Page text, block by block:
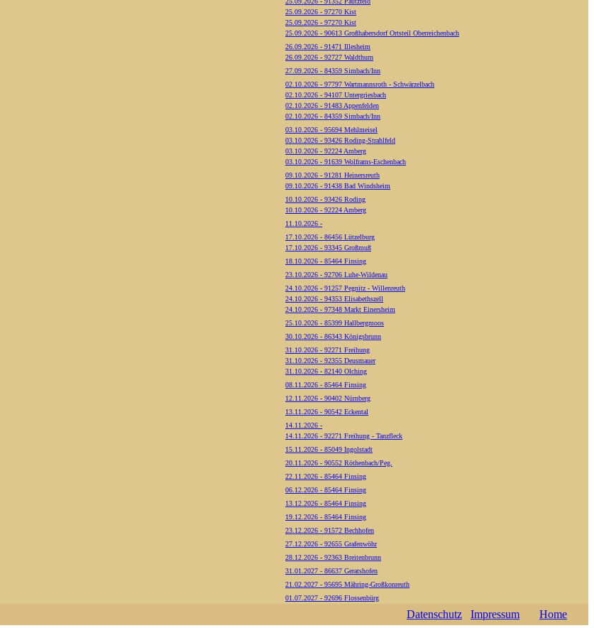
25.09.2026 - 97270 Kist
25.09.2026 - 97270 Kist
25.09.2026 - 90613 Großhabersdorf Ortsteil Oberreichenbach
26.09.2026 - 91471 Illesheim
26.09.2026 - 92727 Waldthurn
27.09.2026 - 84359 Simbach/Inn
02.10.2026 - 97797 Wartmannsroth - Schwärzelbach
02.10.2026 - 94107 Untergriesbach
02.10.2026 - 91483 Appenfelden
02.10.2026 - 84359 Simbach/Inn
03.10.2026 - 95694 Mehlmeisel
03.10.2026 - 93426 Roding-Strahlfeld
03.10.2026 - 92224 Amberg
03.10.2026 - 91639 Wolframs-Eschenbach
09.10.2026 - 91281 Heinersreuth
09.10.2026 - 91438 Bad Windsheim
10.10.2026 - 93426 Roding
10.10.2026 - 92224 Amberg
11.10.2026 -
17.10.2026 - 86456 Lützelburg
17.10.2026 - 93345 Großmuß
18.10.2026 - 85464 Finsing
23.10.2026 - 92706 Luhe-Wildenau
24.10.2026 - 91257 Pegnitz - Willenreuth
24.10.2026 - 94353 Elisabethszell
24.10.2026 - 97348 Markt Einersheim
25.10.2026 - 85399 Hallbergmoos
30.10.2026 - 86343 Königsbrunn
31.10.2026 - 92271 Freihung
31.10.2026 - 92355 Deusmauer
31.10.2026 - 82140 Olching
08.11.2026 - 85464 Finsing
12.11.2026 - 90402 Nürnberg
13.11.2026 - 90542 Eckental
14.11.2026 -
14.11.2026 - 92271 Freihung - Tanzfleck
15.11.2026 - 85049 Ingolstadt
20.11.2026 - 90552 Röthenbach/Peg.
22.11.2026 - 85464 Finsing
06.12.2026 - 85464 Finsing
13.12.2026 - 85464 Finsing
19.12.2026 - 85464 Finsing
23.12.2026 - 91572 Bechhofen
27.12.2026 - 92655 Grafenwöhr
28.12.2026 - 92363 Breitenbrunn
31.01.2027 - 86637 Geratshofen
21.02.2027 - 95695 Mähring-Großkonreuth
01.07.2027 - 92696 Flossenbürg
Datenschutz Impressum Home